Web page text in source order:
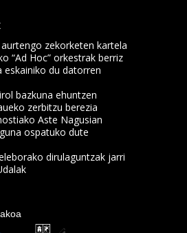
zekorketen kartela
“Ad Hoc” orkestrak berriz
eskainiko du datorren
bazkuna ehuntzen
zerbitzu berezia
Aste Nagusian
ospatuko dute
dirulaguntzak jarri